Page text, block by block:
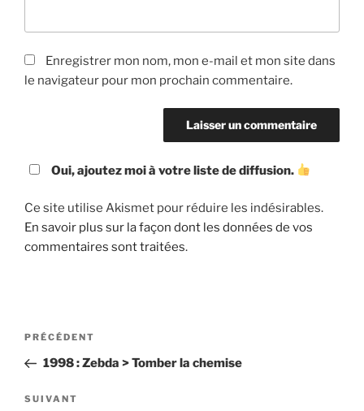
Enregistrer mon nom, mon e-mail et mon site dans
le navigateur pour mon prochain commentaire.
Oui, ajoutez moi à votre liste de diffusion.
Ce site utilise Akismet pour réduire les indésirables.
En savoir plus sur la façon dont les données de vos
commentaires sont traitées.
Navigation
l’article
Article
précédent
PRÉCÉDENT
1998 : Zebda > Tomber la chemise
Article
SUIVANT